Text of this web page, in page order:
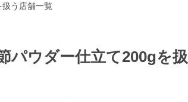
う店舗一覧
パウダー仕立て200gを扱